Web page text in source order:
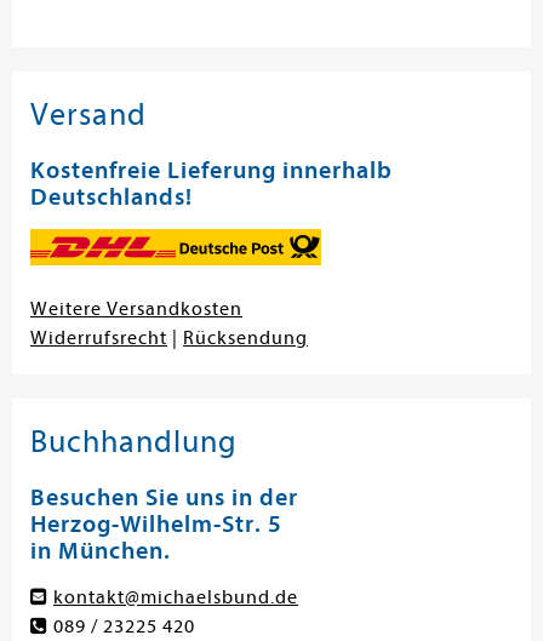
Versand
Kostenfreie Lieferung innerhalb
Deutschlands!
Weitere Versandkosten
Widerrufsrecht
Rücksendung
Buchhandlung
Besuchen Sie uns in der
Herzog-Wilhelm-Str. 5
in München.
kontakt@michaelsbund.de
089 / 23225 420